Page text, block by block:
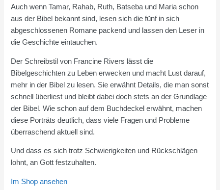
Auch wenn Tamar, Rahab, Ruth, Batseba und Maria schon
aus der Bibel bekannt sind, lesen sich die fünf in sich
abgeschlossenen Romane packend und lassen den Leser in
die Geschichte eintauchen.
Der Schreibstil von Francine Rivers lässt die
Bibelgeschichten zu Leben erwecken und macht Lust darauf,
mehr in der Bibel zu lesen. Sie erwähnt Details, die man sonst
schnell überliest und bleibt dabei doch stets an der Grundlage
der Bibel. Wie schon auf dem Buchdeckel erwähnt, machen
diese Porträts deutlich, dass viele Fragen und Probleme
überraschend aktuell sind.
Und dass es sich trotz Schwierigkeiten und Rückschlägen
lohnt, an Gott festzuhalten.
Im Shop ansehen